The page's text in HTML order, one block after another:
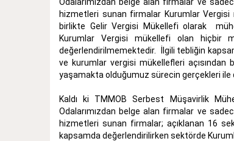
hizmetleri sunan firmalar Kurumlar Vergisi
birlikte Gelir Vergisi Mükellefi olarak
Kurumlar Vergisi mükellefi olan hiçbir
değerlendirilmemektedir. İlgili tebliğin
ve kurumlar vergisi mükellefleri açısından
yaşamakta olduğumuz sürecin gerçekleri ile
Kaldı ki TMMOB Serbest Müşavirlik
Odalarımızdan belge alan firmalar ve
hizmetleri sunan firmalar; açıklanan 16
kapsamda değerlendirilirken sektörde